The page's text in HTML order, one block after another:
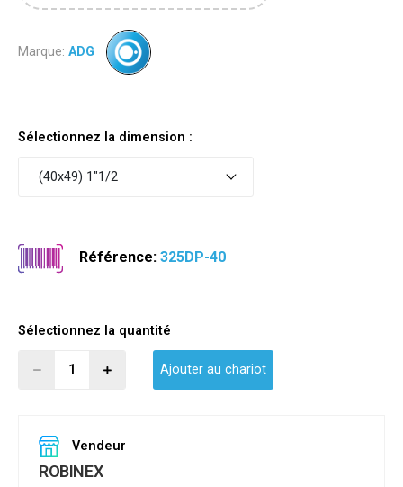
Marque: ADG
Sélectionnez la dimension :
(40x49) 1"1/2
Référence:325DP-40
Sélectionnez la quantité
Ajouter au chariot
Vendeur
ROBINEX